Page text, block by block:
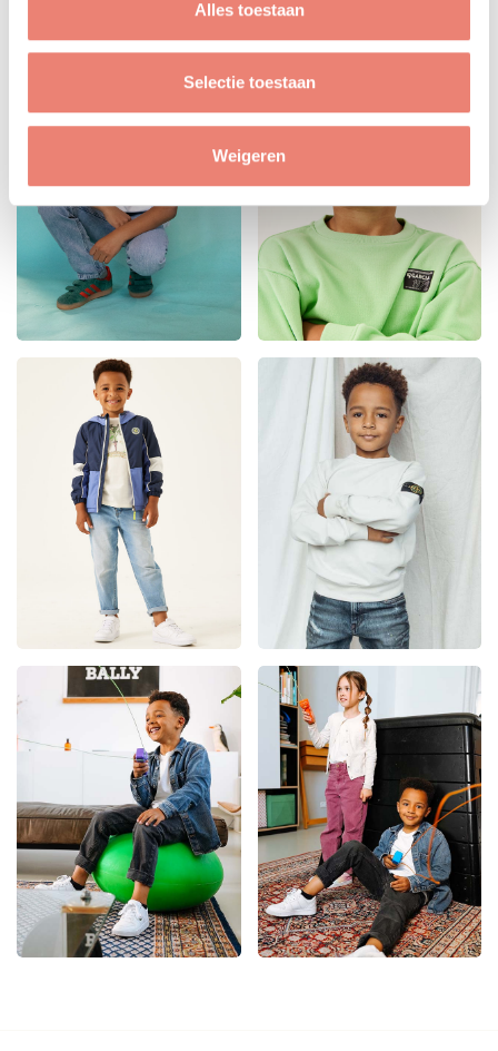
Alles toestaan
Selectie toestaan
Weigeren